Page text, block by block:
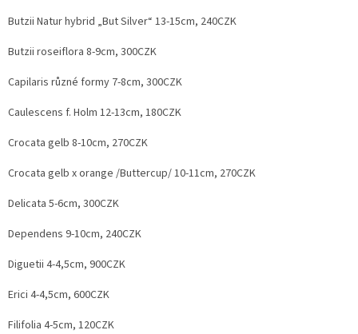
Butzii Natur hybrid „But Silver“ 13-15cm, 240CZK
Butzii roseiflora 8-9cm, 300CZK
Capilaris různé formy 7-8cm, 300CZK
Caulescens f. Holm 12-13cm, 180CZK
Crocata gelb 8-10cm, 270CZK
Crocata gelb x orange /Buttercup/ 10-11cm, 270CZK
Delicata 5-6cm, 300CZK
Dependens 9-10cm, 240CZK
Diguetii 4-4,5cm, 900CZK
Erici 4-4,5cm, 600CZK
Filifolia 4-5cm, 120CZK